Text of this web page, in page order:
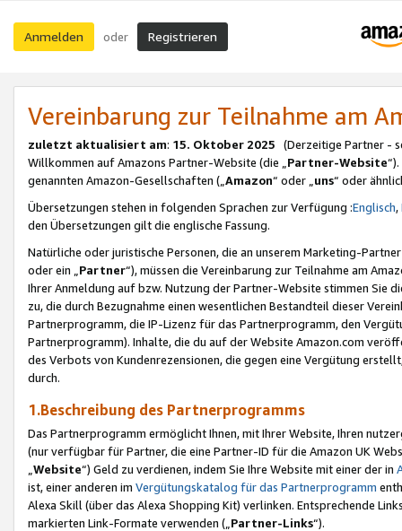
Anmelden oder Registrieren
Vereinbarung zur Teilnahme am
zuletzt aktualisiert am: 15. Oktober 2025 (Derzeitige Partner -
Willkommen auf Amazons Partner-Website (die „Partner-Website
genannten Amazon-Gesellschaften („Amazon“ oder „uns“ oder
Übersetzungen stehen in folgenden Sprachen zur Verfügung :Englisch,
den Übersetzungen gilt die englische Fassung.
Natürliche oder juristische Personen, die an unserem Marketing-
oder ein „Partner“), müssen die Vereinbarung zur Teilnahme am
Ihrer Anmeldung auf bzw. Nutzung der Partner-Website stimmen Sie
zu, die durch Bezugnahme einen wesentlichen Bestandteil dieser
Partnerprogramm, die IP-Lizenz für das Partnerprogramm, den
Partnerprogramm). Inhalte, die du auf der Website Amazon.com
des Verbots von Kundenrezensionen, die gegen eine Vergütung
durch.
1.Beschreibung des Partnerprogramms
Das Partnerprogramm ermöglicht Ihnen, mit Ihrer Website, Ihren
(nur verfügbar für Partner, die eine Partner-ID für die Amazon UK
Website“) Geld zu verdienen, indem Sie Ihre Website mit einer der in
ist, einer anderen im Vergütungskatalog für das Partnerprogramm
Alexa Skill (über das Alexa Shopping Kit) verlinken. Entsprechende
markierten Link-Formate verwenden („ Partner-Links“).